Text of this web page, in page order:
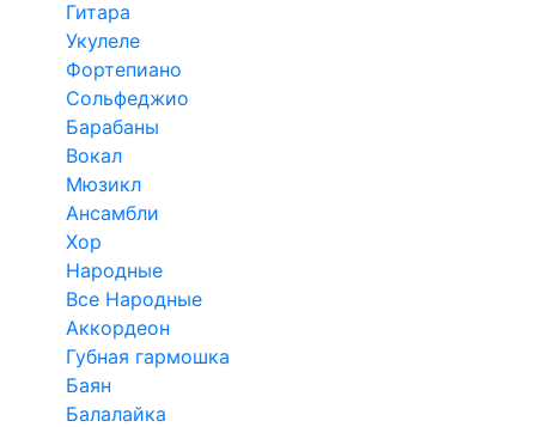
Гитара
Укулеле
Фортепиано
Сольфеджио
Барабаны
Вокал
Мюзикл
Ансамбли
Хор
Народные
Все Народные
Аккордеон
Губная гармошка
Баян
Балалайка